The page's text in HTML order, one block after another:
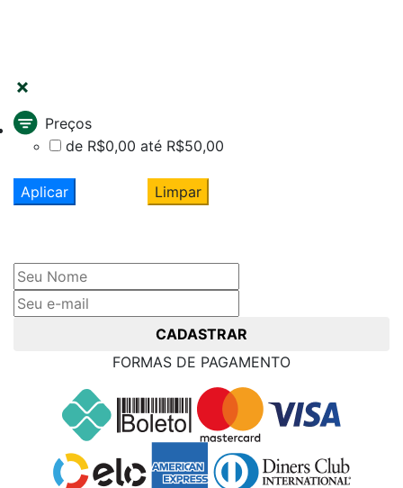
Preços
de R$0,00 até R$50,00
Aplicar Limpar
CADASTRAR
FORMAS DE PAGAMENTO